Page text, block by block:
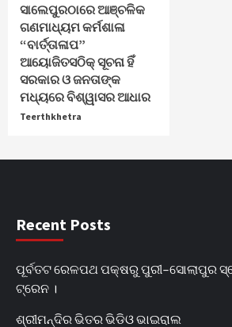
ସାଲେପୁରଠାରେ ଆଞ୍ଚଳିକ
ଗଣମାଧ୍ୟମ କର୍ମଶାଳା
“ବାର୍ତ୍ତାଳାପ”
ଆୟୋଜିତସଠିକ୍ ସୂଚନା ହିଁ
ସରକାର ଓ ଜନତାଙ୍କ
ମଧ୍ୟରେ ବିଶ୍ୱାସର ଆଧାର
Teerthkhetra
Recent Posts
ପୂର୍ବତଟ ରେଳପଥ ପକ୍ଷରୁ ପୁରୀ–ସୋଲାପୁର
ଟ୍ରେନ ।
ଶ୍ରୀମନ୍ଦିର ଭିତର ଭିଡିଓ ଭାଇରାଲ